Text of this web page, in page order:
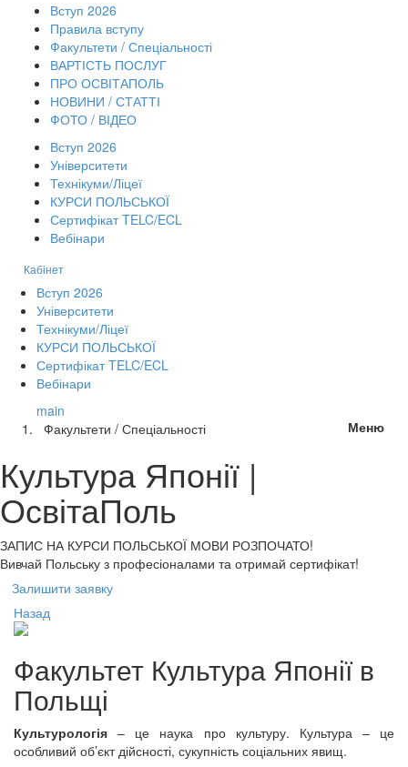
Вступ 2026
Правила вступу
Факультети / Спеціальності
ВАРТІСТЬ ПОСЛУГ
ПРО ОСВІТАПОЛЬ
НОВИНИ / СТАТТІ
ФОТО / ВІДЕО
Вступ 2026
Університети
Технікуми/Ліцеї
КУРСИ ПОЛЬСЬКОЇ
Сертифікат TELC/ECL
Вебінари
Кабінет
Вступ 2026
Університети
Технікуми/Ліцеї
КУРСИ ПОЛЬСЬКОЇ
Сертифікат TELC/ECL
Вебінари
Меню
main
Факультети / Спеціальності
Культура Японії |
ОсвітаПоль
ЗАПИС НА КУРСИ ПОЛЬСЬКОЇ МОВИ РОЗПОЧАТО!
Вивчай Польську з професіоналами та отримай сертифікат!
Залишити заявку
Назад
Факультет Культура Японії в
Польщі
Культурологія – це наука про культуру. Культура – це
особливий об’єкт дійсності, сукупність соціальних явищ.